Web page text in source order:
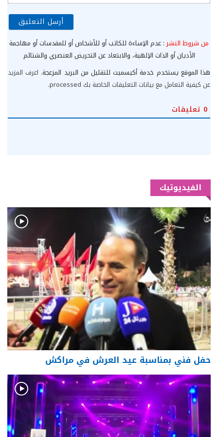
من شروط النشر : عدم الإساءة للكاتب أو للأشخاص أو للمقدسات أو مهاجمة
الأديان أو الذات الإلهية، والابتعاد عن التحريض العنصري والشتائم
هذا الموقع يستخدم خدمة أكيسميت للتقليل من البريد المزعجة. اعرف المزيد
عن كيفية التعامل مع بيانات التعليقات الخاصة بك processed
.
0 تعليقات
الفيديوتيك
حفل فني بمناسبة عيد العرش في مراكش